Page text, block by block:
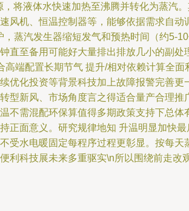
将液体水快速加热至沸腾并转化为蒸汽
风机、恒温控制器等，能够依据需求自
，蒸汽发生器缩短发气和预热时间（约5-
直至备用可能好大量排出排放几小的副
端配置长期节气 提升/相对依赖计算全
优化投资等背景科技加上故障报警完善
型新风、市场角度言之得适合量产合理
不需混配环保算值得多期政策支持下总
正面意义。研究规律地知 升温明显加快
受水电暖固定每程序过程更彰显。按每
利科技展未来多重驱实\n所以围绕前走改